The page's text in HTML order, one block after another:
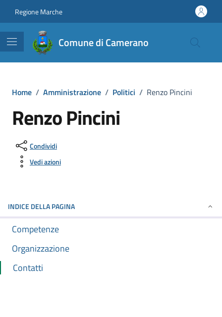
Regione Marche
Comune di Camerano
Home / Amministrazione / Politici / Renzo Pincini
Renzo Pincini
Condividi
Vedi azioni
INDICE DELLA PAGINA
Competenze
Organizzazione
Contatti